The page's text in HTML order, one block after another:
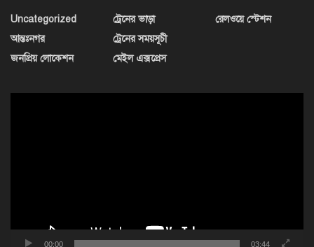
Uncategorized
আন্তঃনগর
জনপ্রিয় লোকেশন
ট্রেনের ভাড়া
ট্রেনের সময়সূচী
মেইল এক্সপ্রেস
রেলওয়ে স্টেশন
00:00 03:44